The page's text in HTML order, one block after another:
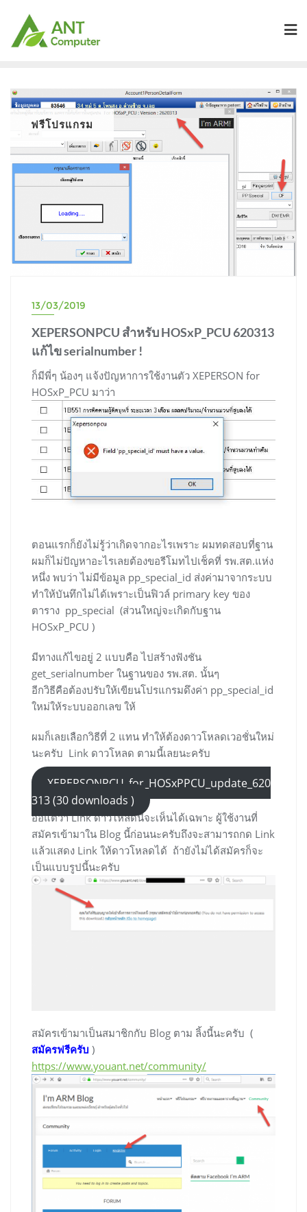
content
ฟรีโปรแกรม
13/03/2019
XEPERSONPCU สำหรับ HOSxP_PCU 620313
แก้ไข serialnumber !
ก็มีพี่ๆ น้องๆ แจ้งปัญหาการใช้งานตัว XEPERSON for
HOSxP_PCU มาว่า
ตอนแรกก็ยังไม่รู้ว่าเกิดจากอะไรเพราะ ผมทดสอบที่ฐาน
ผมก็ไม่ปัญหาอะไรเลยต้องขอรีโมทไปเช็คที่ รพ.สต.แห่ง
หนึ่ง พบว่า ไม่มีข้อมูล pp_special_id ส่งค่ามาจากระบบ
ทำให้บันทึกไม่ได้เพราะเป็นฟิวล์ primary key ของ
ตาราง pp_special (ส่วนใหญ่จะเกิดกับฐาน
HOSxP_PCU )
มีทางแก้ไขอยู่ 2 แบบคือ ไปสร้างฟังชัน
get_serialnumber ในฐานของ รพ.สต. นั้นๆ
อีกวิธีคือต้องปรับให้เขียนโปรแกรมดึงค่า pp_special_id
ใหม่ให้ระบบออกเลข ให้
ผมก็เลยเลือกวิธีที่ 2 แทน ทำให้ต้องดาวโหลดเวอชั่นใหม่
นะครับ Link ดาวโหลด ตามนี้เลยนะครับ
XEPERSONPCU_for_HOSxPPCU_update_620
313 (30 downloads )
อ้อแต่ว่า Link ดาวโหลดนี้จะเห็นได้เฉพาะ ผู้ใช้งานที่
สมัครเข้ามาใน Blog นี้ก่อนนะครับถึงจะสามารถกด Link
แล้วแสดง Link ให้ดาวโหลดได้ ถ้ายังไม่ได้สมัครก็จะ
เป็นแบบรูปนี้นะครับ
สมัครเข้ามาเป็นสมาชิกกับ Blog ตาม ลิ้งนี้นะครับ (
สมัครฟรีครับ )
https://www.youant.net/community/